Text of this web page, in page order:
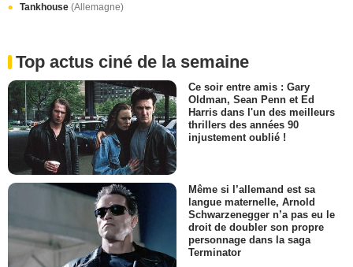
Tankhouse (Allemagne)
Top actus ciné de la semaine
Ce soir entre amis : Gary
Oldman, Sean Penn et Ed
Harris dans l'un des meilleurs
thrillers des années 90
injustement oublié !
Même si l’allemand est sa
langue maternelle, Arnold
Schwarzenegger n’a pas eu le
droit de doubler son propre
personnage dans la saga
Terminator